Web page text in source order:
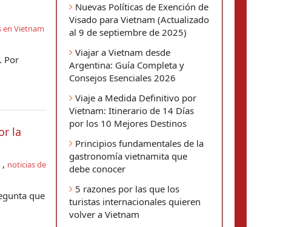
en Vietnam
Por
la
, noticias de
que
Nuevas Políticas de Exención de
Visado para Vietnam (Actualizado
al 9 de septiembre de 2025)
Viajar a Vietnam desde
Argentina: Guía Completa y
Consejos Esenciales 2026
Viaje a Medida Definitivo por
Vietnam: Itinerario de 14 Días
por los 10 Mejores Destinos
Principios fundamentales de la
gastronomía vietnamita que
debe conocer
5 razones por las que los
turistas internacionales quieren
volver a Vietnam